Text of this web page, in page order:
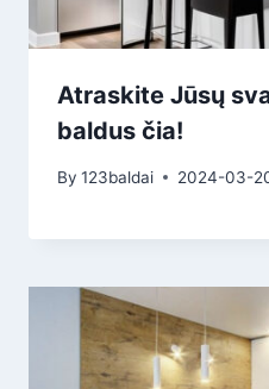
Atraskite Jūsų
baldus čia!
By 123baldai 2024-03-